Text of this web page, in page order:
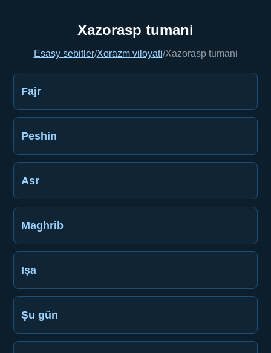
Xazorasp tumani
Esasy sebitler/Xorazm viloyati/Xazorasp tumani
Fajr
Peshin
Asr
Maghrib
Işa
Şu gün